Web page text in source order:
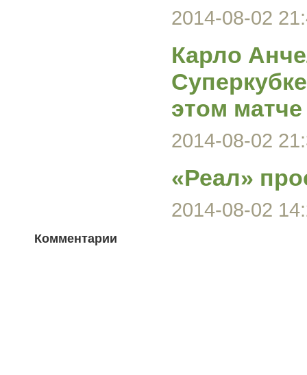
2014-08-02
Карло
этом матче
2014-08-02
«Реал»
2014-08-02
Комментарии